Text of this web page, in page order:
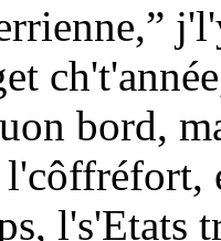
bord,
l's'Etats